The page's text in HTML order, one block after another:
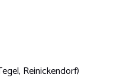
Reinickendorf)